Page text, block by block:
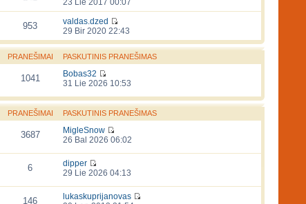
23 Lie 2017 00:07
953
valdas.dzed
29 Bir 2020 22:43
PRANEŠIMAI PASKUTINIS PRANEŠIMAS
1041
Bobas32
31 Lie 2026 10:53
PRANEŠIMAI PASKUTINIS PRANEŠIMAS
3687
MigleSnow
26 Bal 2026 06:02
6
dipper
29 Lie 2026 04:13
146
lukaskuprijanovas